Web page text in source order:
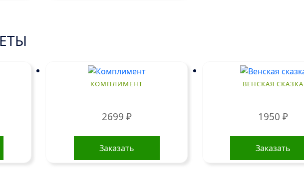
Этот
имеет
КОМПЛИМЕНТ
2699 ₽
Заказать
ВЕНСКАЯ СКАЗКА
1950 ₽
Заказать